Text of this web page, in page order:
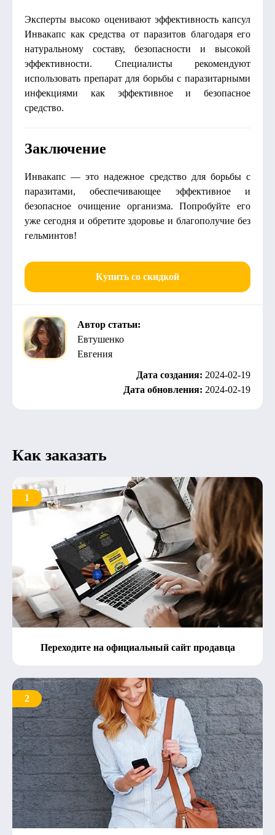
Эксперты высоко оценивают эффективность капсул
Инвакапс как средства от паразитов благодаря его
натуральному составу, безопасности и высокой
эффективности. Специалисты рекомендуют
использовать препарат для борьбы с паразитарными
инфекциями как эффективное и безопасное
средство.
Заключение
Инвакапс — это надежное средство для борьбы с
паразитами, обеспечивающее эффективное и
безопасное очищение организма. Попробуйте его
уже сегодня и обретите здоровье и благополучие без
гельминтов!
Купить со скидкой
Автор статьи:
Евтушенко
Евгения
Дата создания: 2024-02-19
Дата обновления: 2024-02-19
Как заказать
1
Переходите на официальный сайт продавца
2